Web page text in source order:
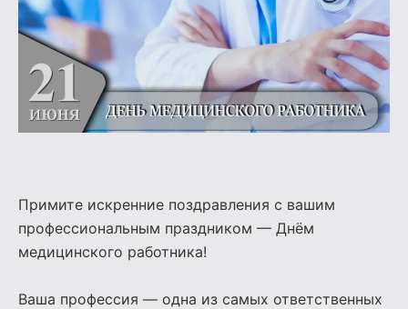
Примите искренние поздравления с вашим
профессиональным праздником — Днём
медицинского работника!
Ваша профессия — одна из самых ответственных